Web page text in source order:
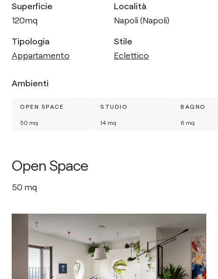
Superficie
120mq
Località
Napoli (Napoli)
Tipologia
Appartamento
Stile
Eclettico
Ambienti
OPEN SPACE
50 mq
STUDIO
14 mq
BAGNO
6 mq
Open Space
50 mq